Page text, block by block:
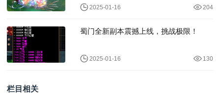
2025-01-16 204
蜀门全新副本震撼上线，挑战极限！
2025-01-16 130
栏目相关